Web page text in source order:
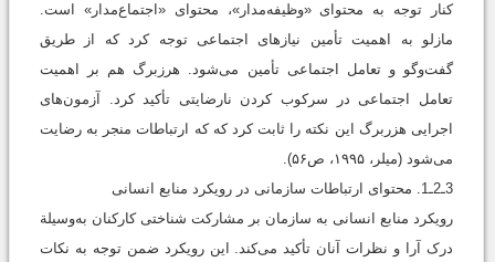
کنار توجه به محتوای «وظیفه‌مدار»، محتوای «اجتماع‌مدار» است.
مازلو به اهمیت تأمین نیازهای اجتماعی توجه کرد که از طریق
گفت‌وگو و تعامل اجتماعی تأمین می‌شود. هرزبرگ هم بر اهمیت
تعامل اجتماعی در سرکوب کردن نارضایتی تأکید کرد. آزمون‌های
اجرایی هزربرگ این نکته را ثابت کرد که که ارتباطات منجر به رضایت
می‌شود (میلر، ۱۹۹۵، ص۵۶).
3ـ2ـ1. محتوای ارتباطات سازمانی در رويکرد منابع انسانی
رویکرد منابع انسانی به سازمان بر مشارکت شناختی کارکنان به‌وسیلة
درک آرا و نظرات آنان تأکید می‌کند. این رویکرد ضمن توجه به نکات